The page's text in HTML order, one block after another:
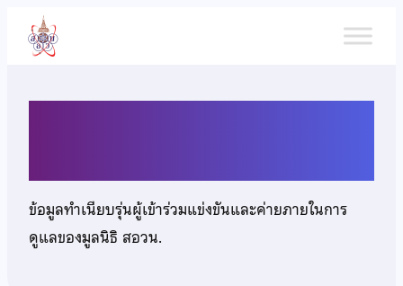
เนื้อหา
ข้อมูลทำเนียบรุ่นผู้เข้าร่วมแข่งขันและค่ายภายในการ
ดูแลของมูลนิธิ สอวน.